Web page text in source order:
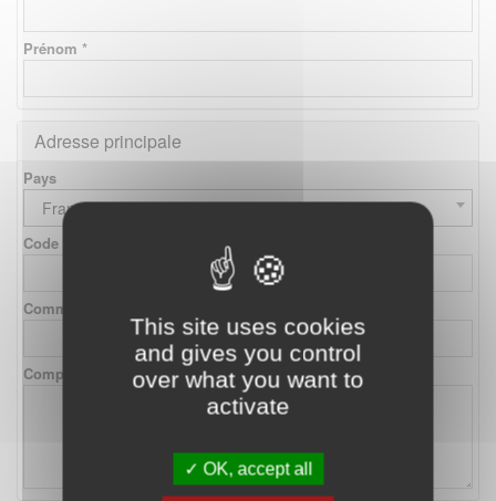
This site uses cookies
and gives you control
over what you want to
activate
OK, accept all
Prénom *
Adresse principale
Pays
France
Code postal
Commune
Complément d'adresse